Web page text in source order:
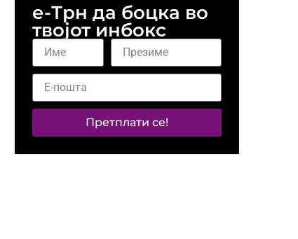
е-Трн да боцка во
твојот инбокс
Претплати се!